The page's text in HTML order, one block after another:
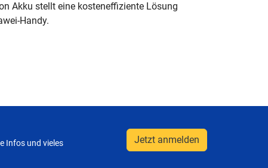
Akku stellt eine kosteneffiziente Lösung
Handy.
Infos und vieles
Jetzt anmelden